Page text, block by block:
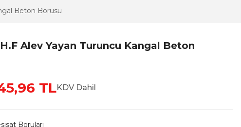
Beton Borusu
Alev Yayan Turuncu Kangal Beton
TLKDV Dahil
Boruları